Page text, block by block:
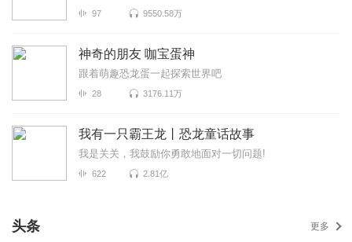
97 9550.58万
神奇的朋友 咖宝蛋神
跟着萌趣恐龙蛋一起探索世界吧
28 3176.11万
我有一只霸王龙丨恐龙童话故事
我是关关，我鼓励你勇敢地面对一切问题!
622 2.81亿
头条 更多